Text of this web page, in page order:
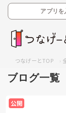
アプリを
つなげーとTOP
ブログ一覧
公開